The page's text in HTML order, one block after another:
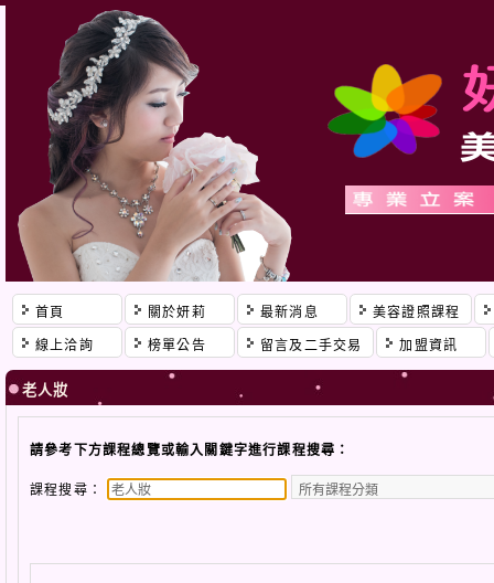
首頁 關於妍莉 最新消息 美容證照課程
線上洽詢 榜單公告 留言及二手交易 加盟資訊
老人妝
請參考下方課程總覽或輸入關鍵字進行課程搜尋：
課程搜尋：